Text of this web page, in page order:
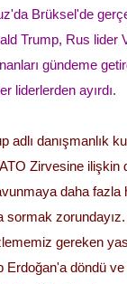
Brüksel'de
Trump, Rus lider
gündeme
liderlerden ayırdı.
adlı danışmanlık
Zirvesine ilişkin
daha fazla
sormak
gereken
Erdoğan'a döndü